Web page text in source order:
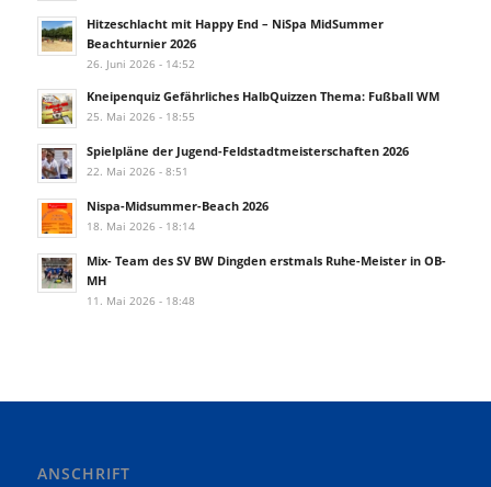
Hitzeschlacht mit Happy End – NiSpa MidSummer
Beachturnier 2026
26. Juni 2026 - 14:52
Kneipenquiz Gefährliches HalbQuizzen Thema: Fußball WM
25. Mai 2026 - 18:55
Spielpläne der Jugend-Feldstadtmeisterschaften 2026
22. Mai 2026 - 8:51
Nispa-Midsummer-Beach 2026
18. Mai 2026 - 18:14
Mix- Team des SV BW Dingden erstmals Ruhe-Meister in OB-
MH
11. Mai 2026 - 18:48
ANSCHRIFT